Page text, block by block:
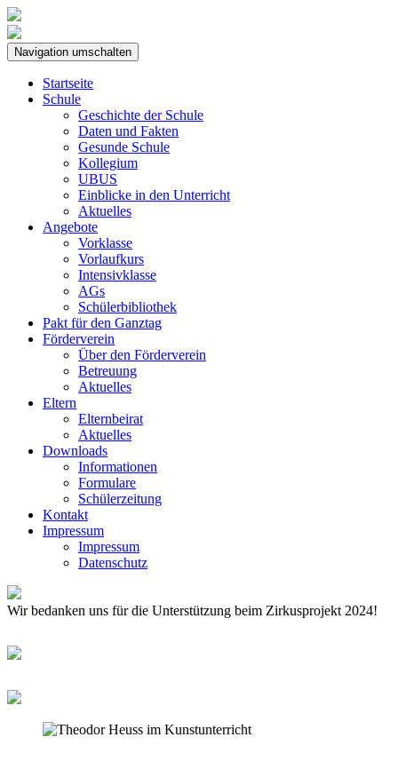
Navigation umschalten
Startseite
Schule
Geschichte der Schule
Daten und Fakten
Gesunde Schule
Kollegium
UBUS
Einblicke in den Unterricht
Aktuelles
Angebote
Vorklasse
Vorlaufkurs
Intensivklasse
AGs
Schülerbibliothek
Pakt für den Ganztag
Förderverein
Über den Förderverein
Betreuung
Aktuelles
Eltern
Elternbeirat
Aktuelles
Downloads
Informationen
Formulare
Schülerzeitung
Kontakt
Impressum
Impressum
Datenschutz
Wir bedanken uns für die Unterstützung beim Zirkusprojekt 2024!